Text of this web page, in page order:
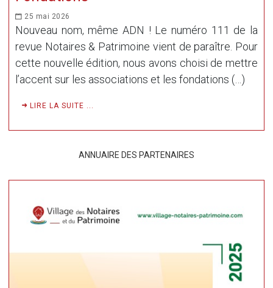
25 mai 2026
Nouveau nom, même ADN ! Le numéro 111 de la
revue Notaires & Patrimoine vient de paraître. Pour
cette nouvelle édition, nous avons choisi de mettre
l’accent sur les associations et les fondations (…)
LIRE LA SUITE ...
ANNUAIRE DES PARTENAIRES